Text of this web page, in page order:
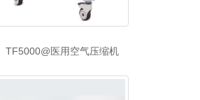
TF5000@医用空气压缩机